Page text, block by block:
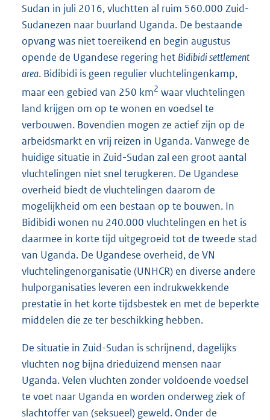
Sudan in juli 2016, vluchtten al ruim 560.000 Zuid-
Sudanezen naar buurland Uganda. De bestaande
opvang was niet toereikend en begin augustus
opende de Ugandese regering het Bidibidi settlement
area. Bidibidi is geen regulier vluchtelingenkamp,
maar een gebied van 250 km2 waar vluchtelingen
land krijgen om op te wonen en voedsel te
verbouwen. Bovendien mogen ze actief zijn op de
arbeidsmarkt en vrij reizen in Uganda. Vanwege de
huidige situatie in Zuid-Sudan zal een groot aantal
vluchtelingen niet snel terugkeren. De Ugandese
overheid biedt de vluchtelingen daarom de
mogelijkheid om een bestaan op te bouwen. In
Bidibidi wonen nu 240.000 vluchtelingen en het is
daarmee in korte tijd uitgegroeid tot de tweede stad
van Uganda. De Ugandese overheid, de VN
vluchtelingenorganisatie (UNHCR) en diverse andere
hulporganisaties leveren een indrukwekkende
prestatie in het korte tijdsbestek en met de beperkte
middelen die ze ter beschikking hebben.
De situatie in Zuid-Sudan is schrijnend, dagelijks
vluchten nog bijna drieduizend mensen naar
Uganda. Velen vluchten zonder voldoende voedsel
te voet naar Uganda en worden onderweg ziek of
slachtoffer van (seksueel) geweld. Onder de